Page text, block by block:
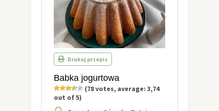
Drukuj przepis
Babka jogurtowa
(78votes, average: 3,74
out of 5)